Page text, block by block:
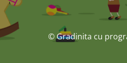
© Gradinita cu